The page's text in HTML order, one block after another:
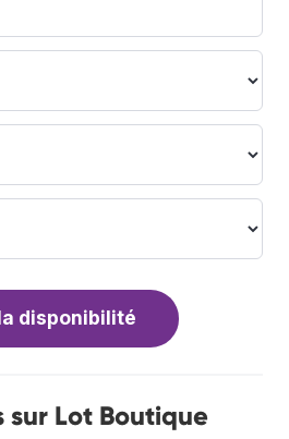
disponibilité
sur Lot Boutique